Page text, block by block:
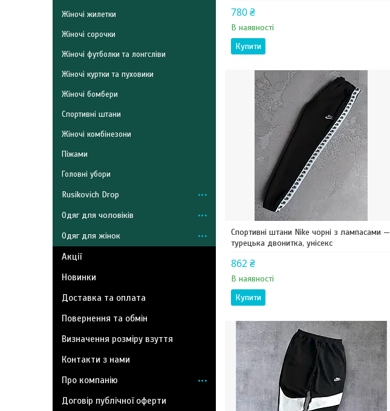
780 ₴
В наявності
Купити
Спортивні штани Nike чорні з лампасами —
турецька двонитка, унісекс
862 ₴
В наявності
Купити
Жіночі жилетки
Жіночі сорочки
Жіночі футболки та лонгсліви
Жіночі куртки та пуховики
Жіночі бомбери
Спортивні штани
Жіночі комбінезони
Піжами
Головні убори
Rusikovich Drop
Одяг для чоловіків
Одяг для жінок
Акції
Новинки
Доставка та оплата
Повернення та обмін
Визначення розміру взуття
Контакти з нами
Про компанію
Договір публічної оферти